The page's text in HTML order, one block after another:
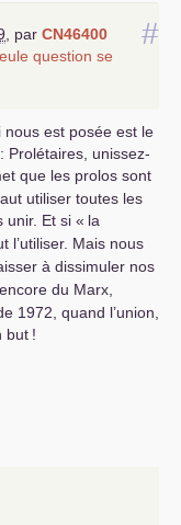
#
par CN46400
question se
est posée est le
Prolétaires, unissez-
que les prolos sont
utiliser toutes les
unir. Et si « la
l’utiliser. Mais nous
à dissimuler nos
du Marx,
1972, quand l’union,
but !